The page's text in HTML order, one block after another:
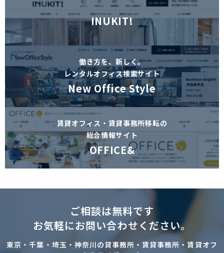
INUKIT!
働き方を、新しく。
レンタルオフィス検索サイト
New Office Style
賃貸オフィス・賃貸事務所移転の
総合情報サイト
OFFICE&
ご相談は無料です
お気軽にお問い合わせください。
東京・千葉・埼玉・神奈川の貸事務所・賃貸事務所・賃貸オフ